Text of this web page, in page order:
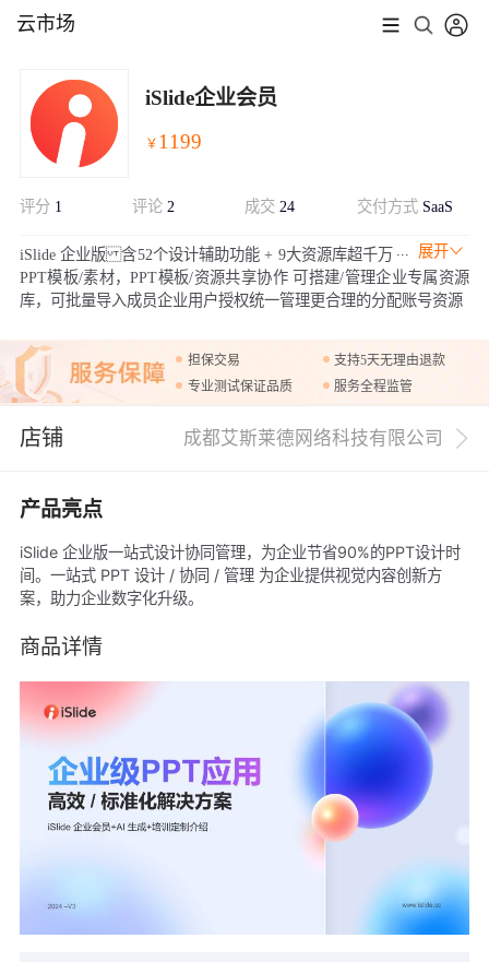
云市场
iSlide企业会员
￥ 1199
评分 1 评论 2 成交 24 交付方式 SaaS
展开
iSlide 企业版 含52个设计辅助功能 + 9大资源库超千万
PPT模板/素材，PPT模板/资源共享协作 可搭建/管理企业专属资源
库，可批量导入成员企业用户授权统一管理更合理的分配账号资源
担保交易
支持5天无理由退款
专业测试保证品质
服务全程监管
店铺 成都艾斯莱德网络科技有限公司
产品亮点
iSlide 企业版一站式设计协同管理，为企业节省90%的PPT设计时
间。一站式 PPT 设计 / 协同 / 管理 为企业提供视觉内容创新方
案，助力企业数字化升级。
商品详情